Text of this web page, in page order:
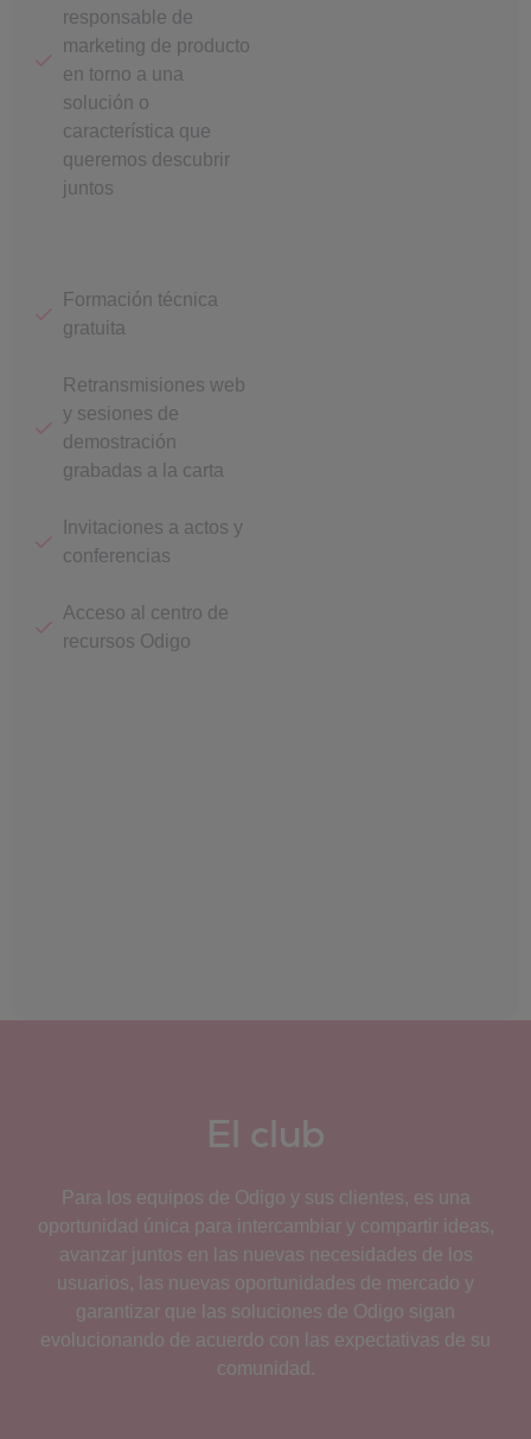
responsable de
marketing de producto
en torno a una
solución o
característica que
queremos descubrir
juntos
Formación técnica
gratuita
Retransmisiones web
y sesiones de
demostración
grabadas a la carta
Invitaciones a actos y
conferencias
Acceso al centro de
recursos Odigo
El club
Para los equipos de Odigo y sus clientes, es una
oportunidad única para intercambiar y compartir ideas,
avanzar juntos en las nuevas necesidades de los
usuarios, las nuevas oportunidades de mercado y
garantizar que las soluciones de Odigo sigan
evolucionando de acuerdo con las expectativas de su
comunidad.